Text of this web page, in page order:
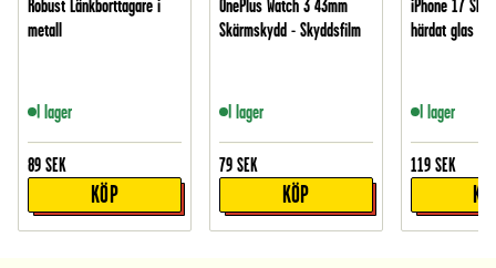
Robust Länkborttagare i
metall
I lager
89 SEK
KÖP
OnePlus Watch 3 43mm
Skärmskydd - Skyddsfilm
I lager
79 SEK
KÖP
iPhone 17
härdat glas
I lager
119 SEK